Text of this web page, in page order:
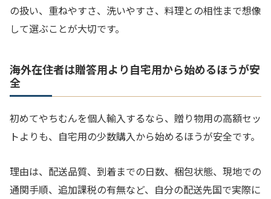
の扱い、重ねやすさ、洗いやすさ、料理との相性まで想像
して選ぶことが大切です。
海外在住者は贈答用より自宅用から始めるほうが安
全
初めてやちむんを個人輸入するなら、贈り物用の高額セッ
トよりも、自宅用の少数購入から始めるほうが安全です。
理由は、配送品質、到着までの日数、梱包状態、現地での
通関手順、追加課税の有無など、自分の配送先国で実際に